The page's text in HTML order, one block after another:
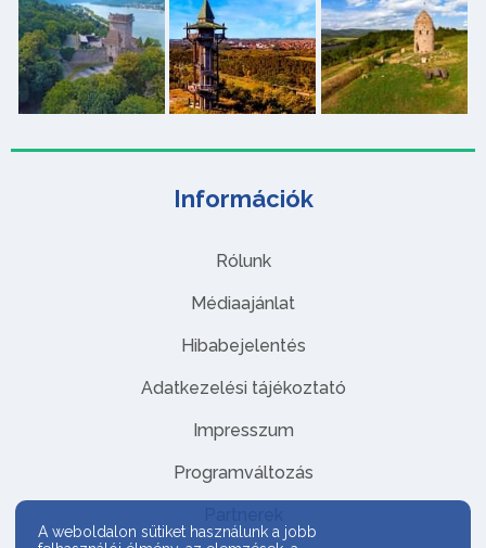
Információk
Rólunk
Médiaajánlat
Hibabejelentés
Adatkezelési tájékoztató
Impresszum
Programváltozás
A weboldalon sütiket használunk a jobb